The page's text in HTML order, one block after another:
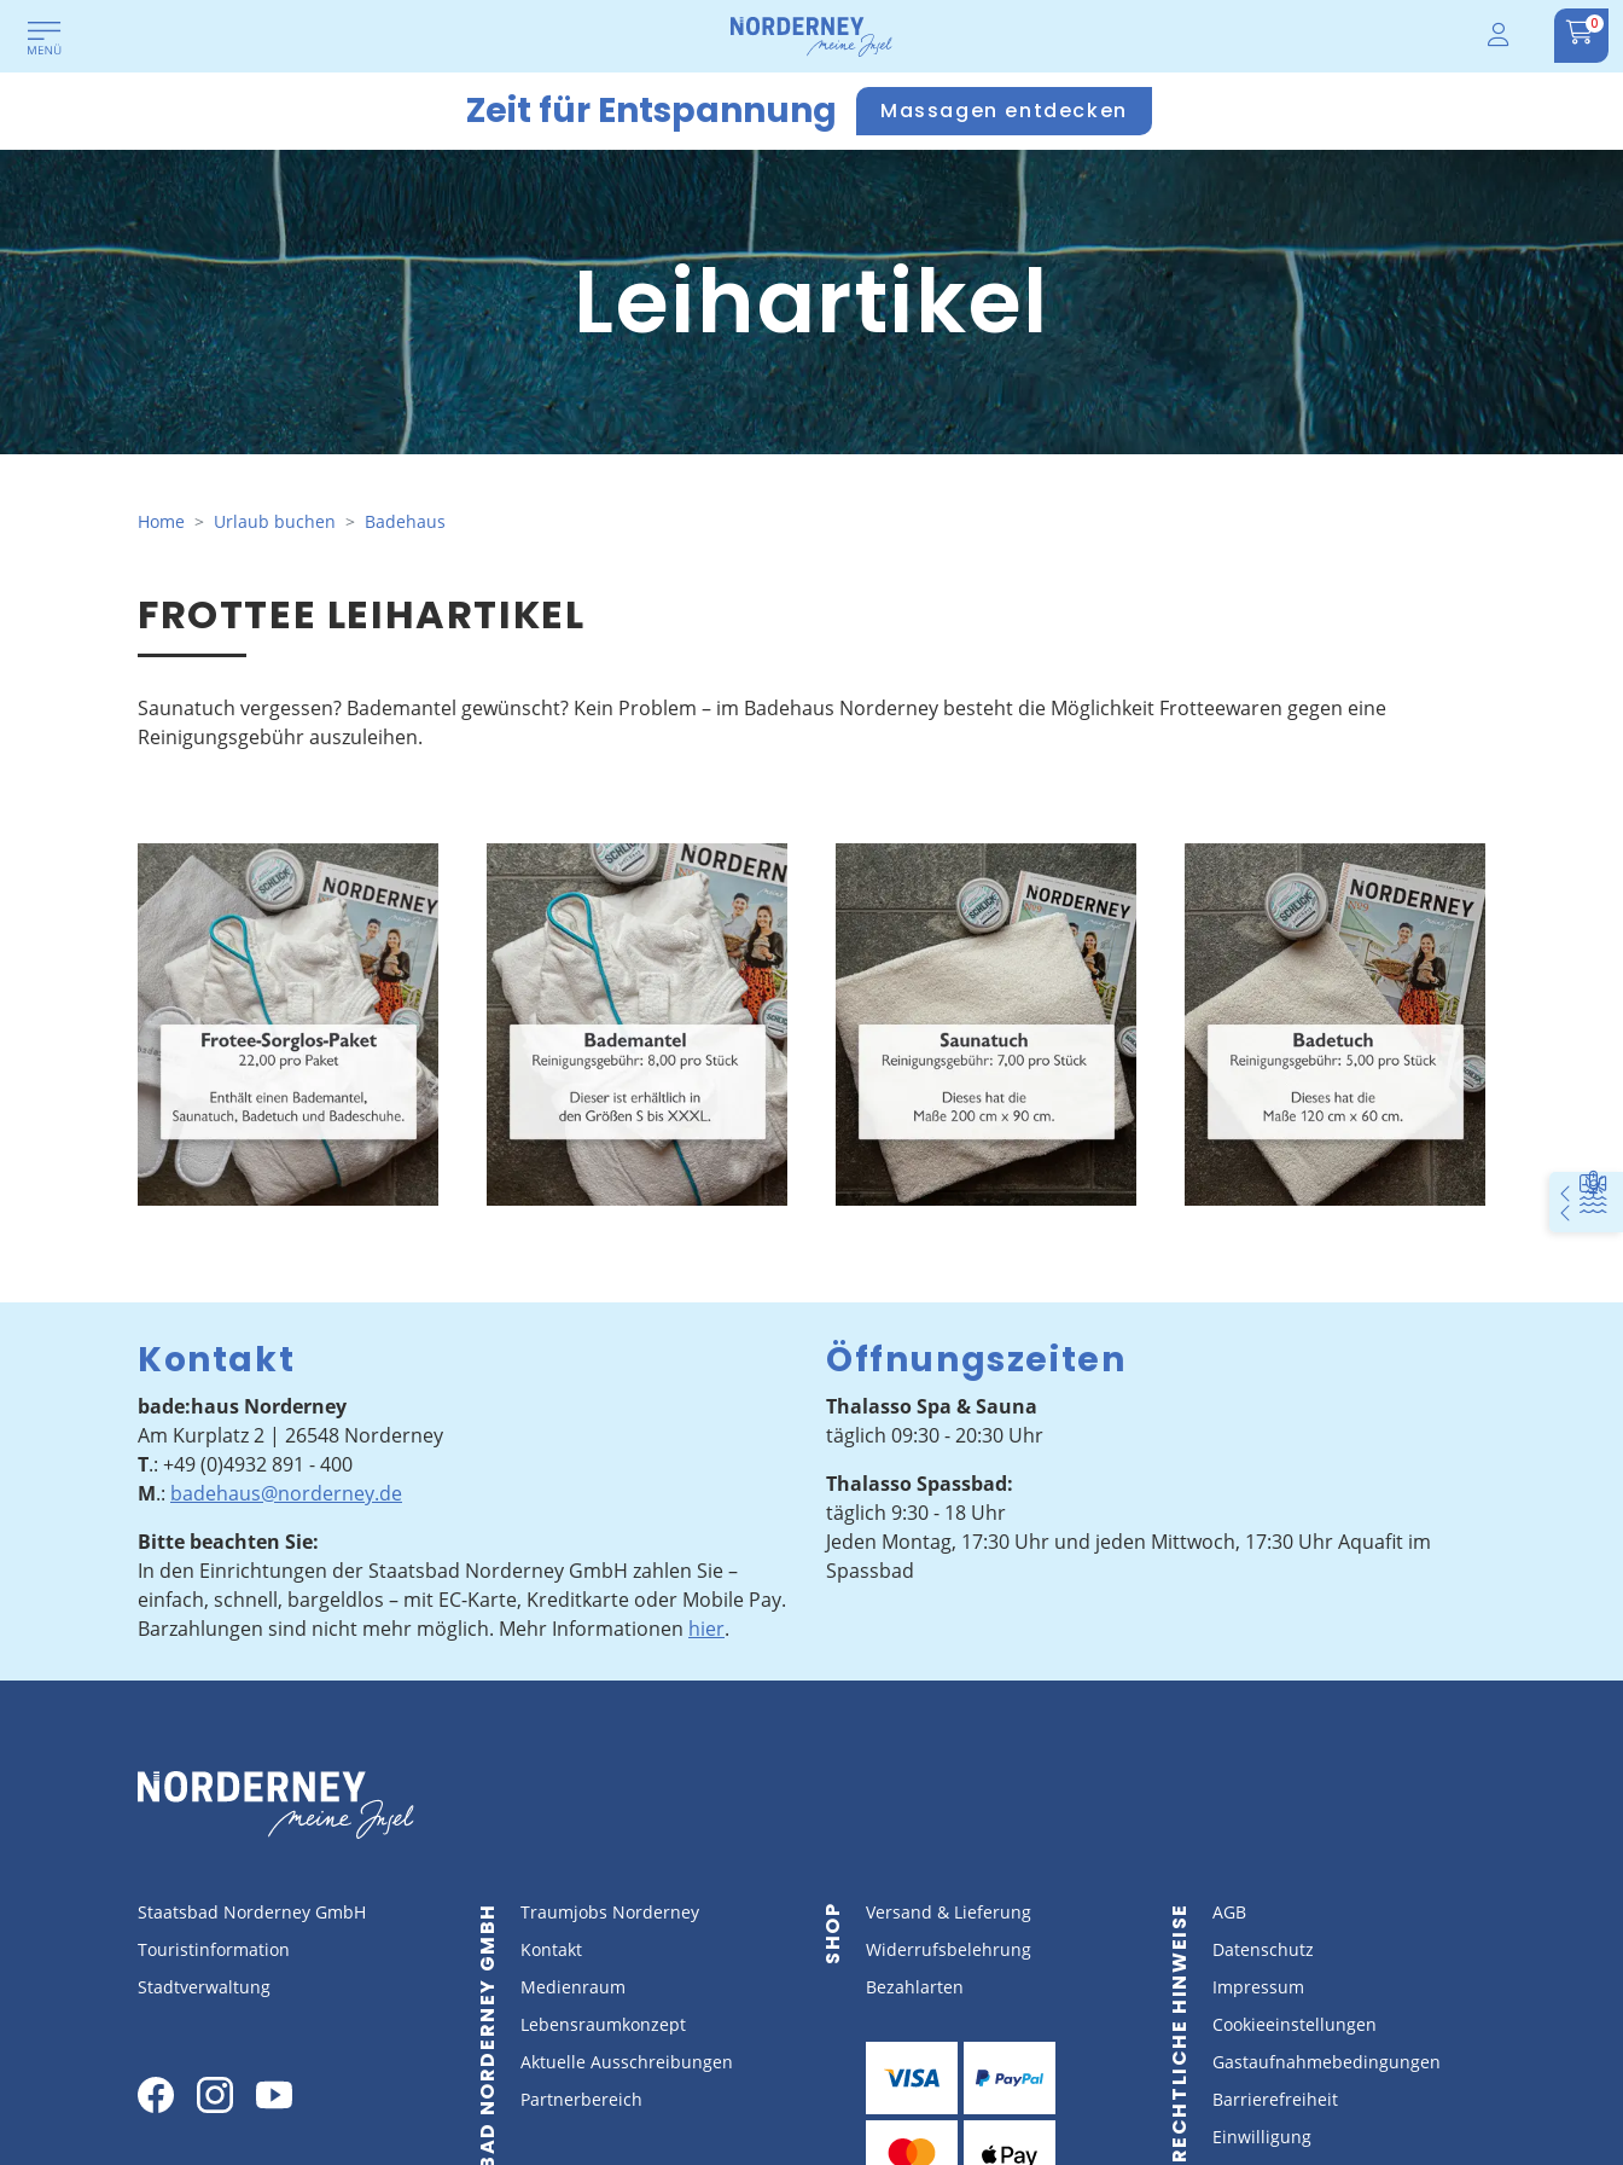
0
Zeit für Entspannung Massagen entdecken
Leihartikel
Home Urlaub buchen Badehaus
FROTTEE LEIHARTIKEL
Saunatuch vergessen? Bademantel gewünscht? Kein Problem – im Badehaus Norderney besteht die Möglichkeit Frotteewaren gegen eine
Reinigungsgebühr auszuleihen.
Kontakt
bade:haus Norderney
Am Kurplatz 2 | 26548 Norderney
T.: +49 (0)4932 891 - 400
M.: badehaus@norderney.de
Bitte beachten Sie:
In den Einrichtungen der Staatsbad Norderney GmbH zahlen Sie –
einfach, schnell, bargeldlos – mit EC-Karte, Kreditkarte oder Mobile Pay.
Barzahlungen sind nicht mehr möglich. Mehr Informationen hier.
Öffnungszeiten
Thalasso Spa & Sauna
täglich 09:30 - 20:30 Uhr
Thalasso Spassbad:
täglich 9:30 - 18 Uhr
Jeden Montag, 17:30 Uhr und jeden Mittwoch, 17:30 Uhr Aquafit im
Spassbad
Staatsbad Norderney GmbH
Touristinformation
Stadtverwaltung
STAATSBAD NORDERNEY GMBH
Traumjobs Norderney
Kontakt
Medienraum
Lebensraumkonzept
Aktuelle Ausschreibungen
Partnerbereich
SHOP
Versand & Lieferung
Widerrufsbelehrung
Bezahlarten
RECHTLICHE HINWEISE
AGB
Datenschutz
Impressum
Cookieeinstellungen
Gastaufnahmebedingungen
Barrierefreiheit
Einwilligung